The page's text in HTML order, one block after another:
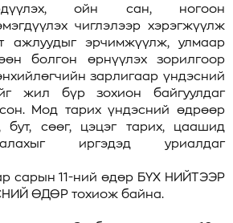
ойн сан, ногоон
чиглэлээр хэрэгжүүлж
ажлуудыг эрчимжүүлж, улмаар
болгон өрнүүлэх зорилгоор
зарлигаар үндэсний
жил бүр зохион байгуулдаг
Мод тарих үндэсний өдрөөр
бут, сөөг, цэцэг тарих, цаашид
иргэдэд уриалдаг
сарын 11-ний өдөр БҮХ НИЙТЭЭР
ӨДӨР тохиож байна.